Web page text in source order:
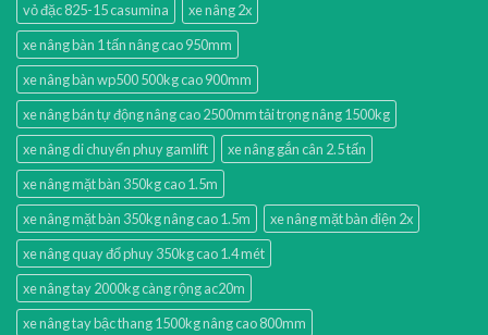
vỏ đặc 825-15 casumina
xe nâng 2x
xe nâng bàn 1 tấn nâng cao 950mm
xe nâng bàn wp500 500kg cao 900mm
xe nâng bán tự động nâng cao 2500mm tải trọng nâng 1500kg
xe nâng di chuyển phuy gamlift
xe nâng gắn cân 2.5 tấn
xe nâng mặt bàn 350kg cao 1.5m
xe nâng mặt bàn 350kg nâng cao 1.5m
xe nâng mặt bàn điện 2x
xe nâng quay đổ phuy 350kg cao 1.4 mét
xe nâng tay 2000kg càng rộng ac20m
xe nâng tay bậc thang 1500kg nâng cao 800mm